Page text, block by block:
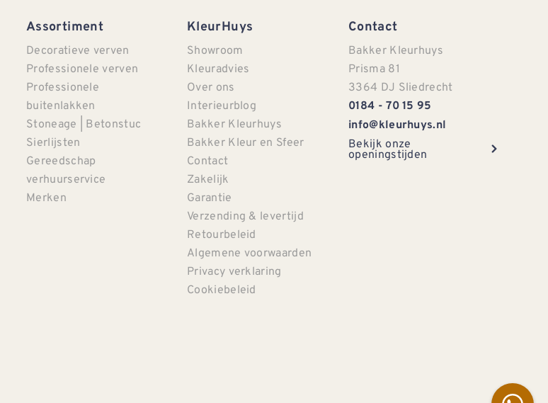
Assortiment
Decoratieve verven
Professionele verven
Professionele
buitenlakken
Stoneage | Betonstuc
Sierlijsten
Gereedschap
verhuurservice
Merken
KleurHuys
Showroom
Kleuradvies
Over ons
Interieurblog
Bakker Kleurhuys
Bakker Kleur en Sfeer
Contact
Zakelijk
Garantie
Verzending & levertijd
Retourbeleid
Algemene voorwaarden
Privacy verklaring
Cookiebeleid
Contact
Bakker Kleurhuys
Prisma 81
3364 DJ Sliedrecht
0184 - 70 15 95
info@kleurhuys.nl
Bekijk onze
openingstijden